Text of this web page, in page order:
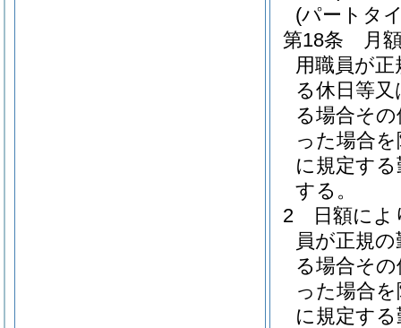
(パートタ
第18条
月
用職員が
る休日等
る場合そ
った場合
に規定す
する。
2
日額に
員が正規
る場合そ
った場合
に規定す